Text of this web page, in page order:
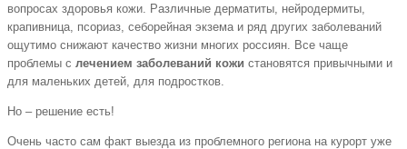
вопросах здоровья кожи. Различные дерматиты, нейродермиты,
крапивница, псориаз, себорейная экзема и ряд других заболеваний
ощутимо снижают качество жизни многих россиян. Все чаще
проблемы с лечением заболеваний кожи становятся привычными и
для маленьких детей, для подростков.
Но – решение есть!
Очень часто сам факт выезда из проблемного региона на курорт уже